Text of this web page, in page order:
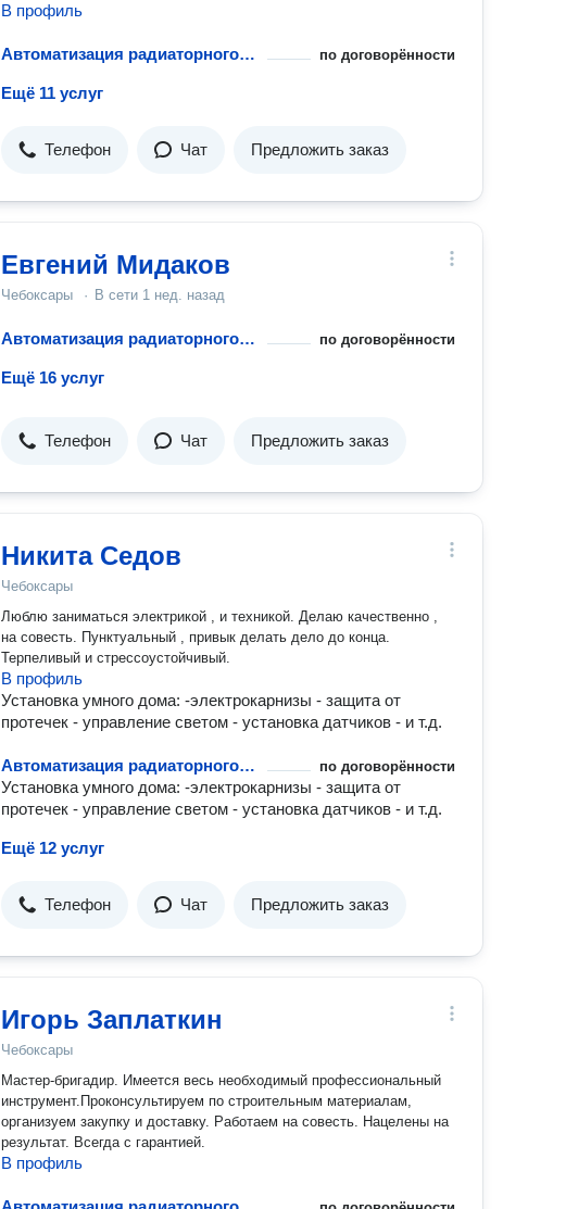
В профиль
Автоматизация радиаторного отопления по договорённости
Ещё 11 услуг
Телефон Чат Предложить заказ
Евгений Мидаков
Чебоксары · В сети 1 нед. назад
Автоматизация радиаторного отопления по договорённости
Ещё 16 услуг
Телефон Чат Предложить заказ
Никита Седов
Чебоксары
Люблю заниматься электрикой , и техникой. Делаю качественно ,
на совесть. Пунктуальный , привык делать дело до конца.
Терпеливый и стрессоустойчивый.
В профиль
Установка умного дома: -электрокарнизы - защита от
протечек - управление светом - установка датчиков - и т.д.
Автоматизация радиаторного отопления по договорённости
Установка умного дома: -электрокарнизы - защита от
протечек - управление светом - установка датчиков - и т.д.
Ещё 12 услуг
Телефон Чат Предложить заказ
Игорь Заплаткин
Чебоксары
Мастер-бригадир. Имеется весь необходимый профессиональный
инструмент.Проконсультируем по строительным материалам,
организуем закупку и доставку. Работаем на совесть. Нацелены на
результат. Всегда с гарантией.
В профиль